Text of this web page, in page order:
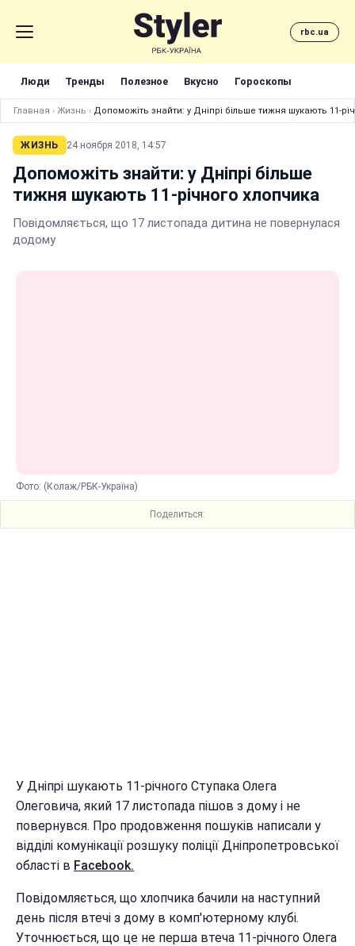
rbc.ua
Люди Тренды Полезное Вкусно Гороскопы
Главная › Жизнь › Допоможіть знайти: у Дніпрі більше тижня шукають 11-
ЖИЗНЬ 24 ноября 2018, 14:57
Допоможіть знайти: у Дніпрі більше
тижня шукають 11-річного хлопчика
Повідомляється, що 17 листопада дитина не повернулася
додому
Фото: (Колаж/РБК-Україна)
Поделиться:
У Дніпрі шукають 11-річного Ступака Олега
Олеговича, який 17 листопада пішов з дому і не
повернувся. Про продовження пошуків написали у
відділі комунікації розшуку поліції Дніпропетровської
області в Facebook.
Повідомляється, що хлопчика бачили на наступний
день після втечі з дому в комп'ютерному клубі.
Уточнюється, що це не перша втеча 11-річного Олега